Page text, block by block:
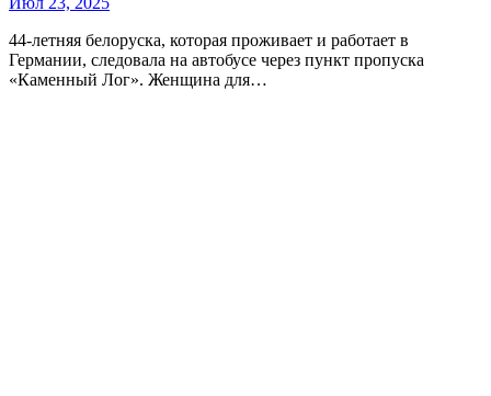
44-летняя белоруска, которая проживает и работает в
Германии, следовала на автобусе через пункт пропуска
«Каменный Лог». Женщина для…